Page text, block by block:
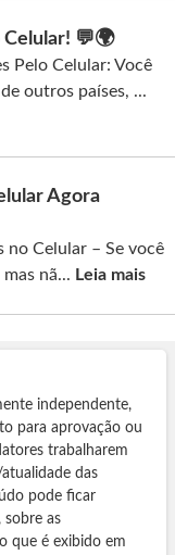
Celular! 💬🌍
Pelo Celular: Você
outros países, ...
Agora
no Celular – Se você
nã... Leia mais
independente,
para aprovação ou
trabalharem
das
pode ficar
sobre as
que é exibido em